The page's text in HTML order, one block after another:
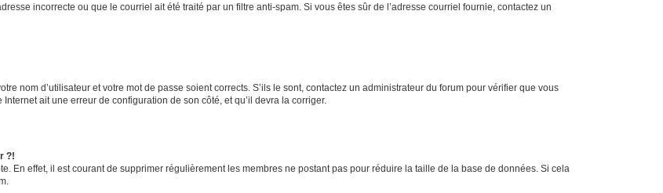
incorrecte ou que le courriel ait été traité par un filtre anti-spam. Si vous êtes sûr de l’adresse courriel fournie, contactez un
nom d’utilisateur et votre mot de passe soient corrects. S’ils le sont, contactez un administrateur du forum pour vérifier que vous
ait une erreur de configuration de son côté, et qu’il devra la corriger.
?!
En effet, il est courant de supprimer régulièrement les membres ne postant pas pour réduire la taille de la base de données. Si cela